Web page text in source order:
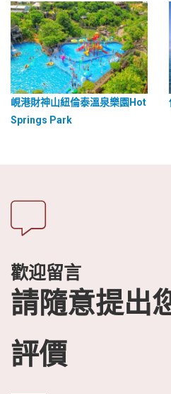
峴港財神山紐倫泰溫泉樂園Hot
Springs Park
歡迎留言
請隨意提出
評價